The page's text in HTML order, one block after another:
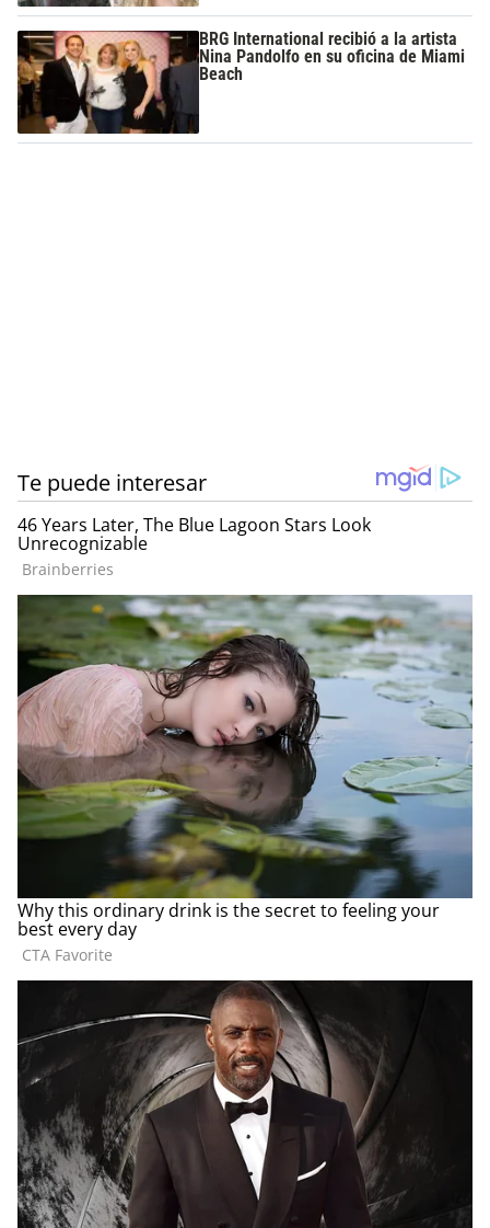
BRG International recibió a la artista
Nina Pandolfo en su oficina de Miami
Beach